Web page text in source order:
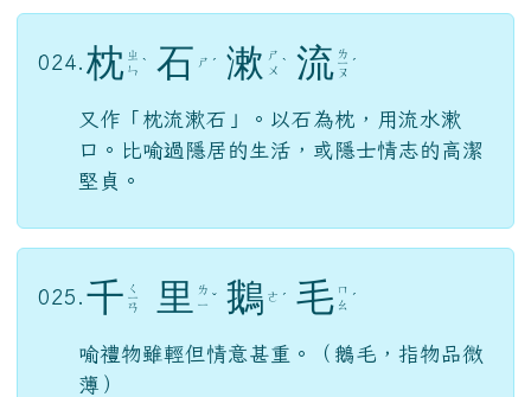
024. 枕 ㄓ
ㄣ ˋ 石 ㄕ ˊ 漱 ㄕ
ㄨ ˋ 流 ㄌ
ㄧ
ㄡ
ˊ
又作「枕流漱石」。以石為枕，用流水漱
口。比喻過隱居的生活，或隱士情志的高潔
堅貞。
025. 千 ㄑ
ㄧ
ㄢ 里
ㄌ
ㄧ ˇ 鵝 ㄜ ˊ 毛 ㄇ
ㄠ ˊ
喻禮物雖輕但情意甚重。（鵝毛，指物品微
薄）